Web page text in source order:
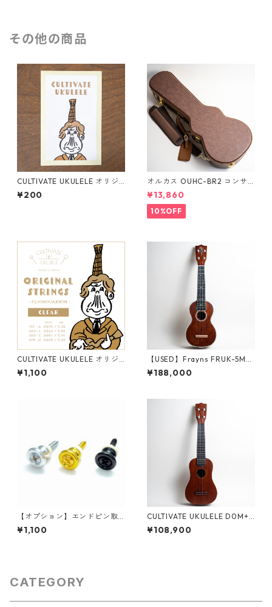
その他の商品
CULTIVATE UKULELE オリジ
ナルステッカー（名刺サイ
ズ）
¥200
オルカス OUHC-BR2 コンサ
ートウクレレ用ハードケース
¥13,860
10%OFF
CULTIVATE UKULELE オリジ
ナルフロロカーボン弦
¥1,100
【USED】Frayns FRUK-5MS
ソプラノウクレレ #2500095
（中古・2025年製）
¥188,000
【オプション】エンドピン取
り付け（工賃＋パーツ代）
¥1,100
CULTIVATE UKULELE D0M+
（フィジーマホガニー）ソプ
ラノウクレレ #26065
¥108,900
CATEGORY